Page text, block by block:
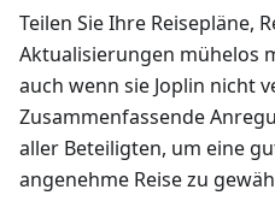
Teilen Sie Ihre Reisepläne,
Aktualisierungen mühelos
auch wenn sie Joplin nicht
Zusammenfassende
aller Beteiligten, um eine
angenehme Reise zu